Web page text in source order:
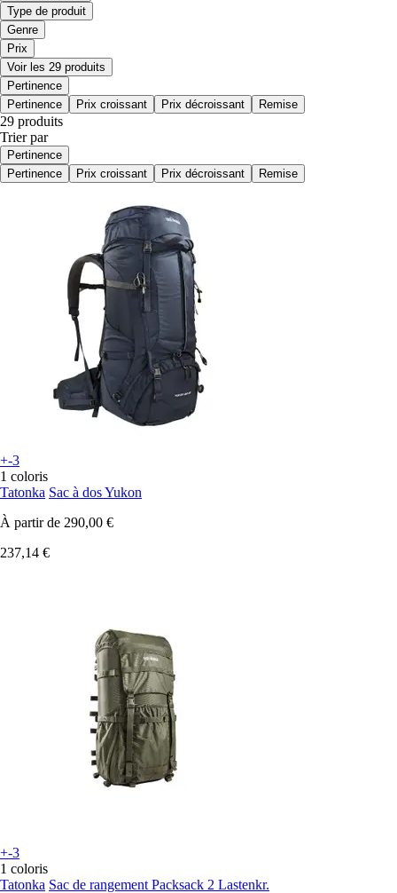
Type de produit
Genre
Prix
Voir les 29 produits
Pertinence
Pertinence
Prix croissant Prix décroissant Remise
29 produits
Trier par
Pertinence
Pertinence
Prix croissant Prix décroissant Remise
+-3
1 coloris
Tatonka Sac à dos Yukon
À partir de 290,00 €
237,14 €
+-3
1 coloris
Tatonka Sac de rangement Packsack 2 Lastenkr.